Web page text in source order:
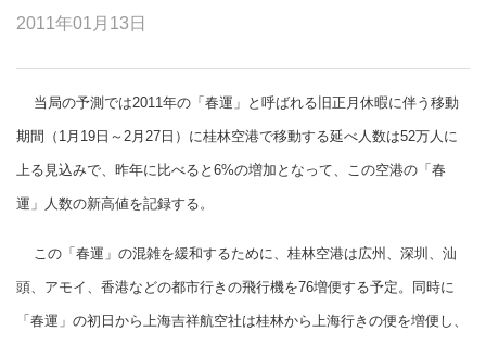
2011年01月13日
当局の予測では2011年の「春運」と呼ばれる旧正月休暇に伴う移動
期間（1月19日～2月27日）に桂林空港で移動する延べ人数は52万人に
上る見込みで、昨年に比べると6%の増加となって、この空港の「春
運」人数の新高値を記録する。
この「春運」の混雑を緩和するために、桂林空港は広州、深圳、汕
頭、アモイ、香港などの都市行きの飛行機を76増便する予定。同時に
「春運」の初日から上海吉祥航空社は桂林から上海行きの便を増便し、